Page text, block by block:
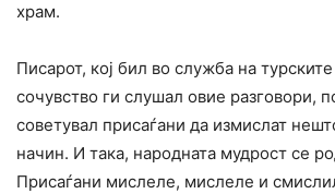
храм.
Писарот, кој бил во служба на
сочувство ги слушал овие разговори,
советувал присаѓани да измислат
начин. И така, народната мудрост се
Присаѓани мислеле, мислеле и